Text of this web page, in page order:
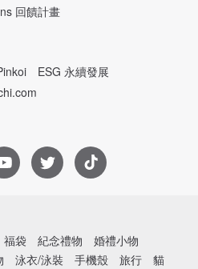
回饋計畫
ESG 永續發展
福袋 紀念禮物
婚禮小物
泳衣/泳裝 手機殼 旅行 貓